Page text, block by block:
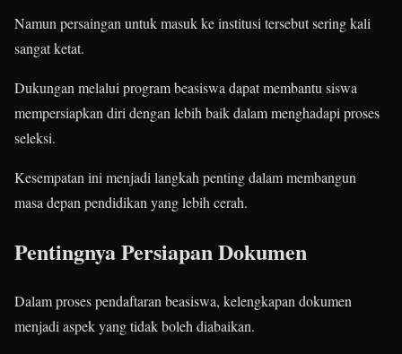
Namun persaingan untuk masuk ke institusi tersebut sering kali
sangat ketat.
Dukungan melalui program beasiswa dapat membantu siswa
mempersiapkan diri dengan lebih baik dalam menghadapi proses
seleksi.
Kesempatan ini menjadi langkah penting dalam membangun
masa depan pendidikan yang lebih cerah.
Pentingnya Persiapan Dokumen
Dalam proses pendaftaran beasiswa, kelengkapan dokumen
menjadi aspek yang tidak boleh diabaikan.